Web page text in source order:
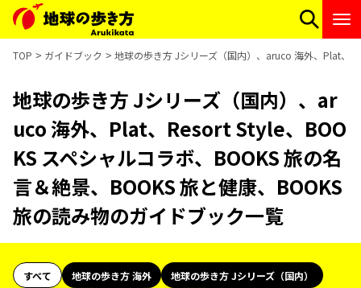
TOP ガイドブック 地球の歩き方 Jシリーズ（国内）、aruco 海外、Plat、
地球の歩き方 Jシリーズ（国内）、ar
uco 海外、Plat、Resort Style、BOO
KS スペシャルコラボ、BOOKS 旅の名
言＆絶景、BOOKS 旅と健康、BOOKS
旅の読み物のガイドブック一覧
すべて 地球の歩き方 海外
地球の歩き方 Jシリーズ（国内）